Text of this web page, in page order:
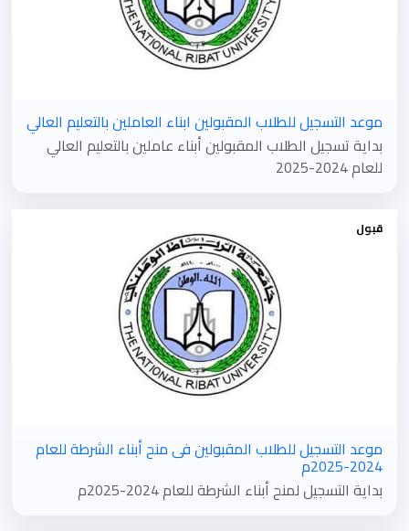
موعد التسجيل للطلاب المقبولين ابناء العاملين بالتعليم العالي
بداية تسجيل الطلاب المقبولين أبناء عاملين بالتعليم العالي
للعام 2024-2025
قبول
موعد التسجيل للطلاب المقبولين فى منح أبناء الشرطة للعام
2024-2025م
بداية التسجيل لمنح أبناء الشرطة للعام 2024-2025م